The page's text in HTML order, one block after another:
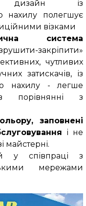
дизайн із
нахилу полегшує
візками
система
закріпити»
чутливих
затискачів, із
нахилу - легше
порівнянні з
заповнені
і не
майстерні.
у співпраці з
мережами